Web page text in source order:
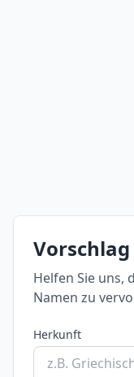
Helfen Sie uns,
Namen zu
Herkunft